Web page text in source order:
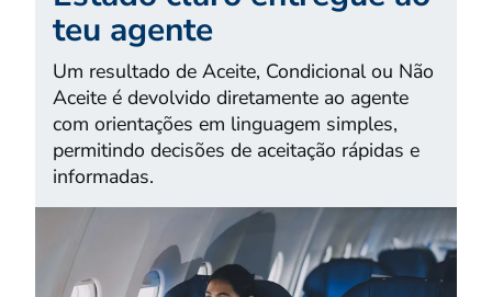
teu agente
Um resultado de Aceite, Condicional ou Não
Aceite é devolvido diretamente ao agente
com orientações em linguagem simples,
permitindo decisões de aceitação rápidas e
informadas.